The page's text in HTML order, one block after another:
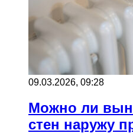
09.03.2026, 09:28
Можно ли
стен наружу